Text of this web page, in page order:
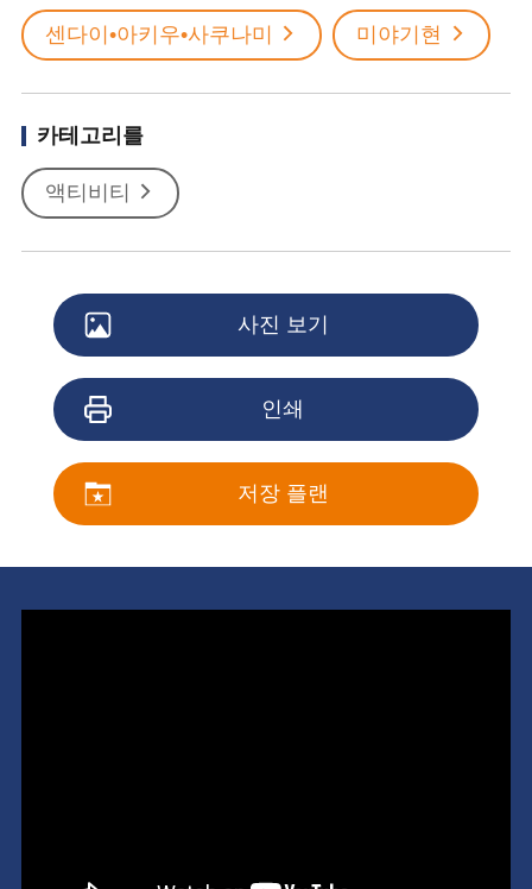
센다이•아키우•사쿠나미 미야기현
카테고리를
액티비티
사진 보기
인쇄
저장 플랜